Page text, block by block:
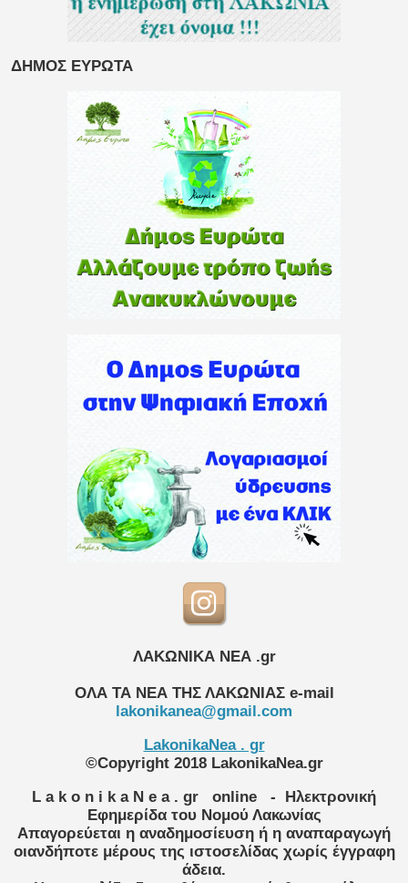
ΔΗΜΟΣ ΕΥΡΩΤΑ
ΛΑΚΩΝΙΚΑ ΝΕΑ .gr
ΟΛΑ ΤΑ ΝΕΑ ΤΗΣ ΛΑΚΩΝΙΑΣ e-mail
lakonikanea@gmail.com
LakonikaNea . gr
©Copyright 2018 LakonikaNea.gr
L a k o n i k a N e a . gr
online
- Ηλεκτρονική
Εφημερίδα του Νομού Λακωνίας
Απαγορεύεται η αναδημοσίευση ή η αναπαραγωγή
οιανδήποτε μέρους της ιστοσελίδας χωρίς έγγραφη
άδεια.